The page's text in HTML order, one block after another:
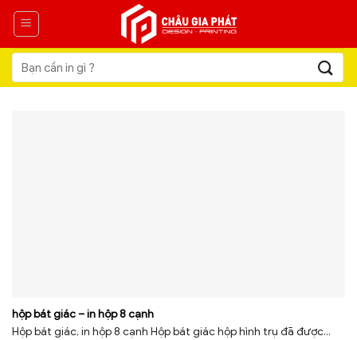
Skip
content
Tìm
kiếm:
hộp bát giác – in hộp 8 cạnh
Hộp bát giác, in hộp 8 cạnh Hộp bát giác hộp hình trụ đã được...